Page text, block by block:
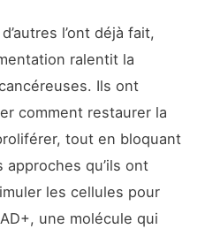
l’ont déjà fait,
ralentit la
Ils ont
comment restaurer la
tout en bloquant
qu’ils ont
les cellules pour
une molécule qui